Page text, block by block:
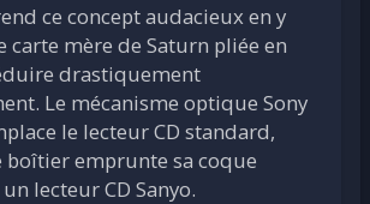
ce concept audacieux en y
carte mère de Saturn pliée en
drastiquement
Le mécanisme optique Sony
le lecteur CD standard,
boîtier emprunte sa coque
lecteur CD Sanyo.